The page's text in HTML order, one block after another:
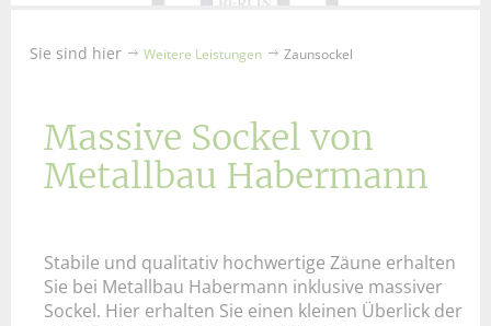
Sie sind hier Weitere Leistungen Zaunsockel
Massive Sockel von
Metallbau Habermann
Stabile und qualitativ hochwertige Zäune erhalten
Sie bei Metallbau Habermann inklusive massiver
Sockel. Hier erhalten Sie einen kleinen Überlick der